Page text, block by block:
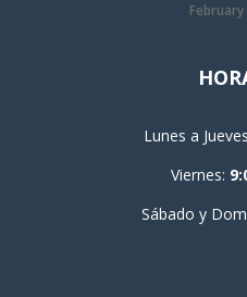
Lunes a
Viernes:
Sábado y